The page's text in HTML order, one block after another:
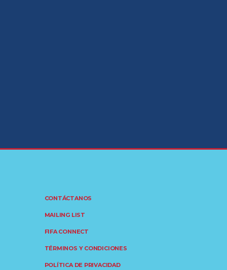
CONTÁCTANOS
MAILING LIST
FIFA CONNECT
TÉRMINOS Y CONDICIONES
POLÍTICA DE PRIVACIDAD